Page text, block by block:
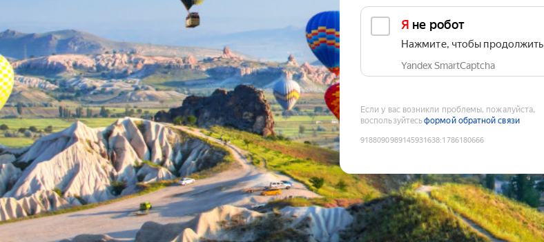
Я не робот
Нажмите, чтобы продолжить
Yandex SmartCaptcha
Если у вас возникли проблемы, пожалуйста,
воспользуйтесьформой обратной связи
9188090989145931638:1786180666